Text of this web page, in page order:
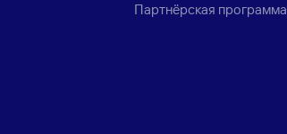
Партнёрская программа